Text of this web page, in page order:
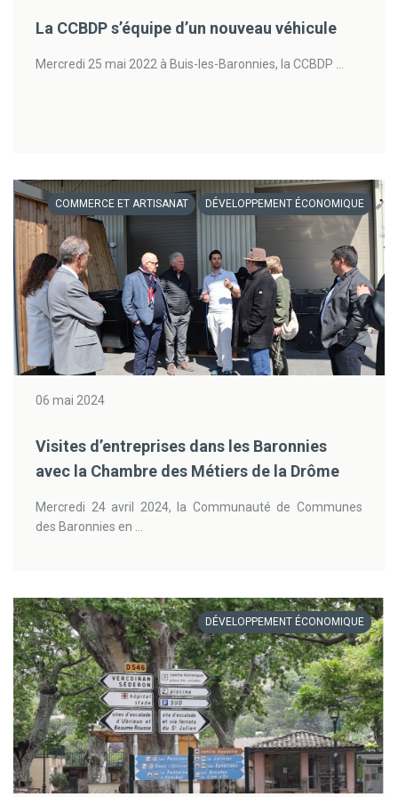
La CCBDP s’équipe d’un nouveau véhicule
Mercredi 25 mai 2022 à Buis-les-Baronnies, la CCBDP ...
COMMERCE ET ARTISANAT DÉVELOPPEMENT ÉCONOMIQUE
06 mai 2024
Visites d’entreprises dans les Baronnies
avec la Chambre des Métiers de la Drôme
Mercredi 24 avril 2024, la Communauté de Communes
des Baronnies en ...
DÉVELOPPEMENT ÉCONOMIQUE